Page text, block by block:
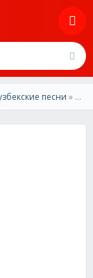
песни » Asad Toshpulatov - Muhabbatimsan